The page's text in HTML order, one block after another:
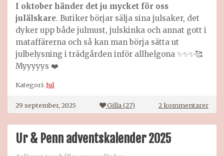
I oktober händer det ju mycket för oss
julälskare. Butiker börjar sälja sina julsaker, det
dyker upp både julmust, julskinka och annat gott i
mataffärerna och så kan man börja sätta ut
julbelysning i trädgården inför allhelgona ✨✨✨🥰
Myyyyys ❤️
Kategori: Jul
29 september, 2025 Gilla (27) 2 kommentarertill
med
Ur & Penn adventskalender 2025